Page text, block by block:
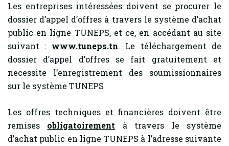
Les entreprises intéressées doivent se procurer le
dossier d’appel d’offres à travers le système d’achat
public en ligne TUNEPS, et ce, en accédant au site
suivant : www.tuneps.tn. Le téléchargement de
dossier d’appel d’offres se fait gratuitement et
necessite l’enregistrement des soumissionnaires
sur le système TUNEPS
Les offres techniques et financières doivent être
remises obligatoirement à travers le système
d’achat public en ligne TUNEPS à l’adresse suivante